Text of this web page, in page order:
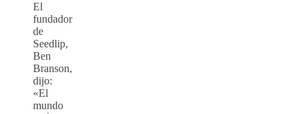
El
fundador
de
Seedlip,
Ben
Branson,
dijo:
«El
mundo